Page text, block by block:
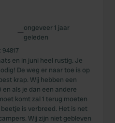
—ongeveer 1 jaar
geleden
94817
en in juni heel rustig. Je
De weg er naar toe is op
krap. Wij hebben een
als je dan een andere
komt zal 1 terug moeten
is verbreed. Het is net
Wij zijn niet gebleven